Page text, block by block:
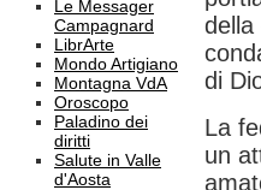
Le Messager
Campagnard
LibrArte
Mondo Artigiano
Montagna VdA
Oroscopo
Paladino dei
diritti
Salute in Valle
d'Aosta
della
di
La
un